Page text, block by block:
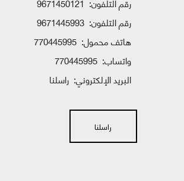
رقم التلفون: 9671445993
هاتف محمول: 770445995
واتساب: 770445995
البريد الإلكتروني: راسلنا
راسلنا